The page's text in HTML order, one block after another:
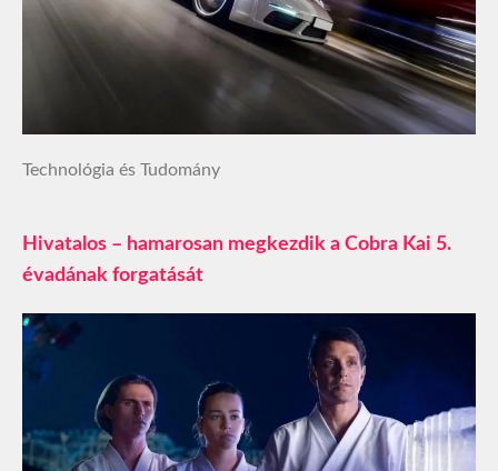
Technológia és Tudomány
Hivatalos – hamarosan megkezdik a Cobra Kai 5.
évadának forgatását